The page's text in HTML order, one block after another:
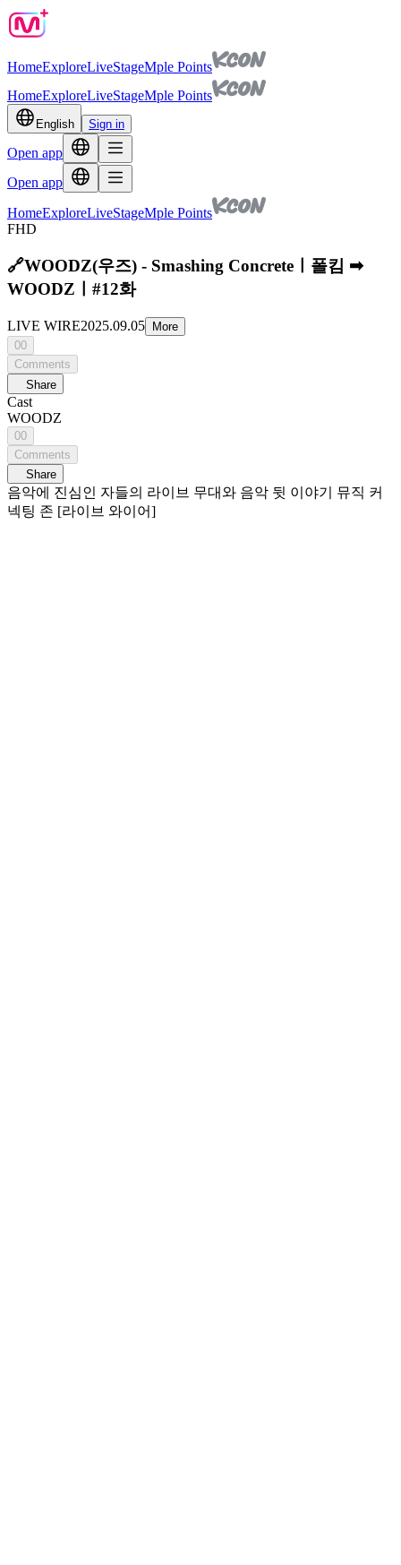
HomeExploreLiveStageMple Points
HomeExploreLiveStageMple Points
English Sign in
Open app
Open app
HomeExploreLiveStageMple Points
FHD
🔗WOODZ(우즈) - Smashing Concreteㅣ폴킴 ➡
WOODZㅣ#12화
LIVE WIRE2025.09.05
More
00
Comments
Share
Cast
WOODZ
00
Comments
Share
음악에 진심인 자들의 라이브 무대와 음악 뒷 이야기 뮤직 커
넥팅 존 [라이브 와이어]